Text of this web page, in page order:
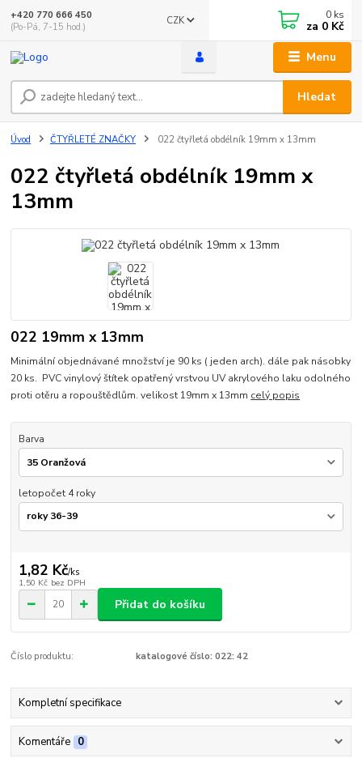
Menu
CZK
Hledat
+420 770 666 450
(Po-Pá, 7-15 hod.)
0 ks
za 0 Kč
Úvod ČTYŘLETÉ ZNAČKY 022 čtyřletá obdélník 19mm x 13mm
022 čtyřletá obdélník 19mm x
13mm
022 19mm x 13mm
Minimální objednávané množství je 90 ks ( jeden arch). dále pak násobky
20 ks. PVC vinylový štítek opatřený vrstvou UV akrylového laku odolného
proti otěru a ropouštědlům. velikost 19mm x 13mm celý popis
Barva
letopočet 4 roky
1,82 Kč/ks
1,50 Kč bez DPH
Přidat do košíku
Číslo produktu: katalogové číslo: 022: 42
Kompletní specifikace
Komentáře 0